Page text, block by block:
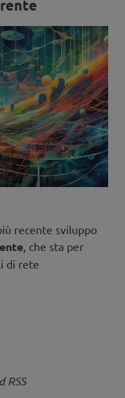
recente sviluppo
, che sta per
di rete
RSS